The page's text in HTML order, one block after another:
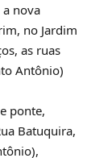
nova
no Jardim
as ruas
Antônio)
ponte,
Batuquira,